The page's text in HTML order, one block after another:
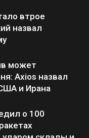
втрое
назвал
может
Axios назвал
и Ирана
о 100